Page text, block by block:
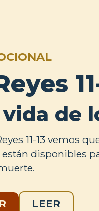
vida de
11-13 vemos
están disponibles
LEER